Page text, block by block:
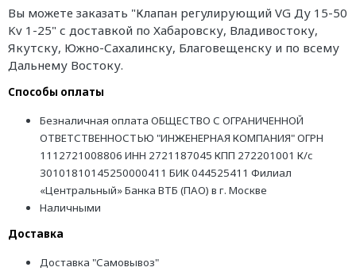
Вы можете заказать "Клапан регулирующий VG Ду 15-50
Kv 1-25" с доставкой по Хабаровску, Владивостоку,
Якутску, Южно-Сахалинску, Благовещенску и по всему
Дальнему Востоку.
Способы оплаты
Безналичная оплата ОБЩЕСТВО С ОГРАНИЧЕННОЙ
ОТВЕТСТВЕННОСТЬЮ "ИНЖЕНЕРНАЯ КОМПАНИЯ" ОГРН
1112721008806 ИНН 2721187045 КПП 272201001 К/с
30101810145250000411 БИК 044525411 Филиал
«Центральный» Банка ВТБ (ПАО) в г. Москве
Наличными
Доставка
Доставка "Самовывоз"